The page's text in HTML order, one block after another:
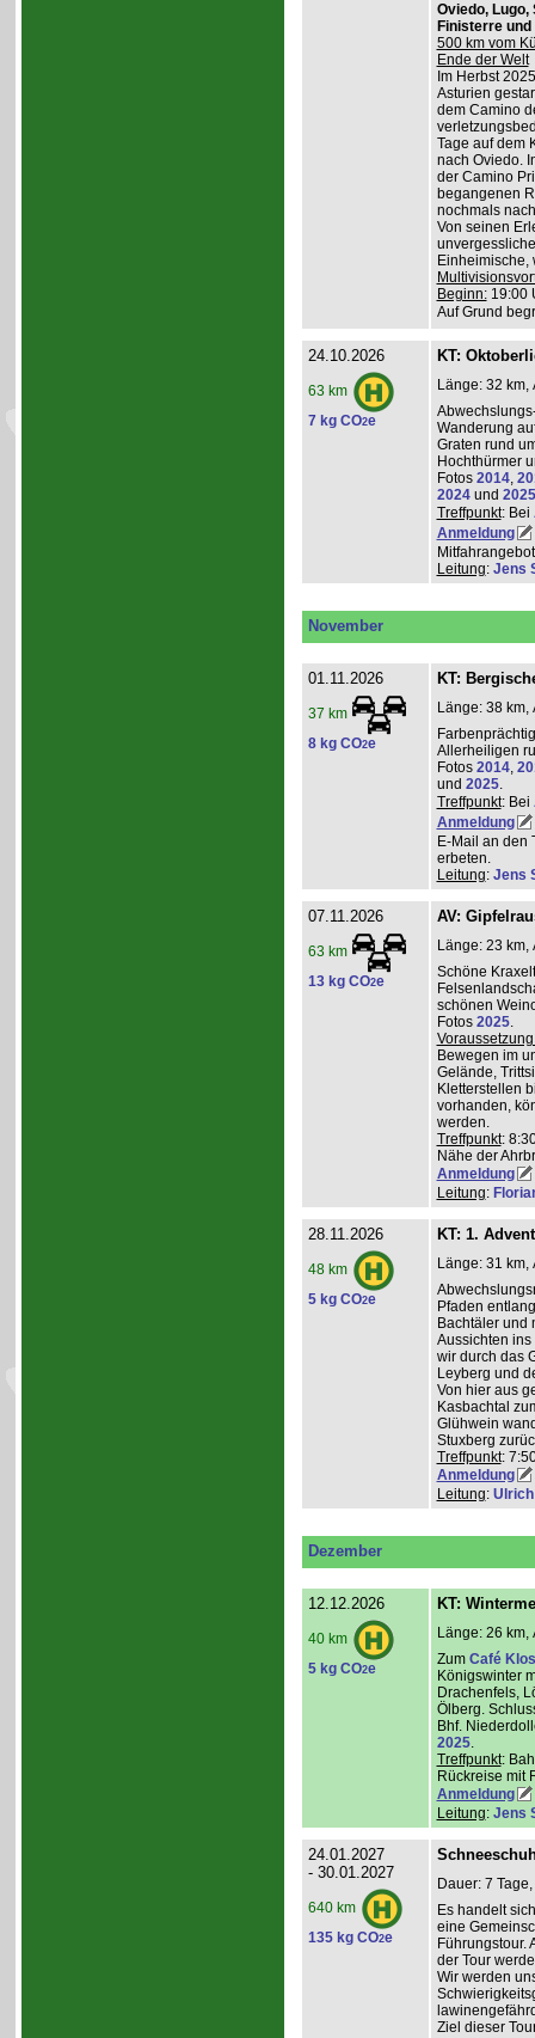
Oviedo, Lugo,
Finisterre und
500 km vom
Ende der Welt
Im Herbst
Asturien
dem Camino
Tage auf dem
nach Oviedo.
der Camino
begangenen
nochmals
Von seinen
Einheimische,
Beginn:19:00
Auf Grund
24.10.2026
63 km
7 kg CO2e
KT:
Länge: 32 km,
Wanderung
Graten rund
Hochthürmer
Fotos 2014,
2024und 2025
Treffpunkt: Bei
Anmeldung
Leitung: Jens
November
01.11.2026
37 km
8 kg CO2e
KT:
Länge: 38 km,
Allerheiligen
Fotos 2014,
und 2025.
Treffpunkt: Bei
Anmeldung
E-Mail an den
erbeten.
Leitung: Jens
07.11.2026
63 km
13 kg CO2e
AV:
Länge: 23 km,
Schöne
schönen
Fotos 2025.
Bewegen im
Gelände,
Kletterstellen
vorhanden,
werden.
Treffpunkt:
Nähe der
Anmeldung
Leitung:
28.11.2026
48 km
5 kg CO2e
KT: 1.
Länge: 31 km,
Pfaden
Bachtäler und
Aussichten
wir durch das
Leyberg und
Von hier aus
Kasbachtal
Glühwein
Stuxberg
Treffpunkt:
Anmeldung
Leitung:
Dezember
12.12.2026
40 km
5 kg CO2e
KT:
Länge: 26 km,
Zum Café
Königswinter
Drachenfels,
Ölberg.
Bhf.
2025.
Treffpunkt:
Rückreise mit
Anmeldung
Leitung: Jens
24.01.2027
- 30.01.2027
640 km
135 kg CO2e
Dauer: 7
Es handelt
eine
Führungstour.
der Tour
Wir werden
Ziel dieser